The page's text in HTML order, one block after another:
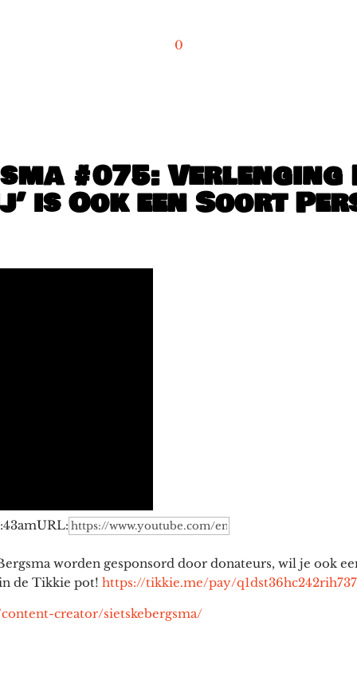
0
#075: Verlenging
is Ook een Soort
URL:
worden gesponsord door donateurs, wil je ook
de Tikkie pot! https://tikkie.me/pay/
creator/sietskebergsma/